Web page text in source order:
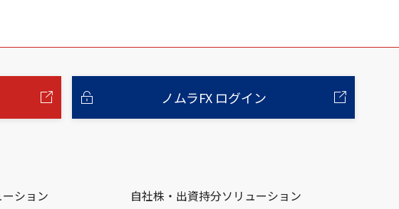
ノムラFX ログイン
ション
自社株・出資持分ソリューション